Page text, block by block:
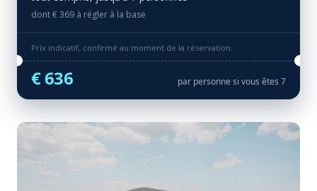
dont € 369 à régler à la base
Prix indicatif, confirmé au moment de la réservation.
€ 636 par personne si vous êtes 7